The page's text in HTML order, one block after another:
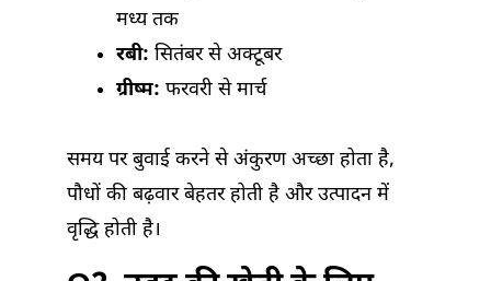
मध्य तक
रबी: सितंबर से अक्टूबर
ग्रीष्म: फरवरी से मार्च
समय पर बुवाई करने से अंकुरण अच्छा होता है,
पौधों की बढ़वार बेहतर होती है और उत्पादन में
वृद्धि होती है।